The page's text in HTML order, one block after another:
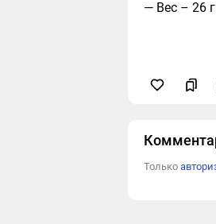
— Вес – 26
Только